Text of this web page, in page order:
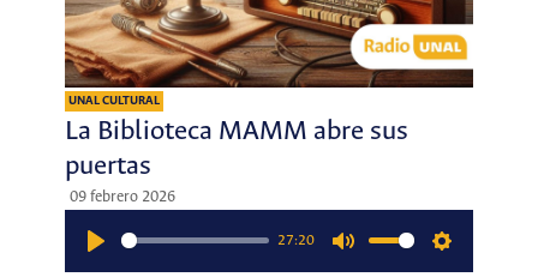
UNAL CULTURAL
La Biblioteca MAMM abre sus
puertas
09 febrero 2026
27:20